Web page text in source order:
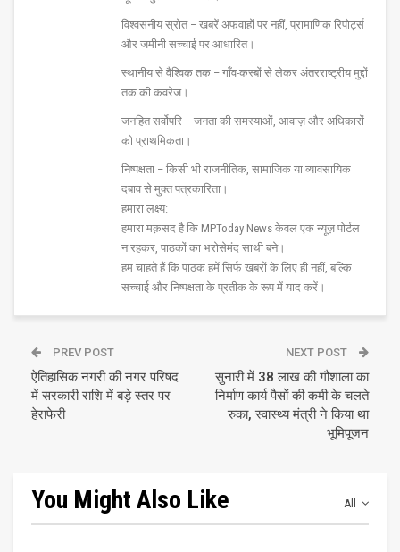
विश्वसनीय स्रोत – खबरें अफवाहों पर नहीं, प्रामाणिक रिपोर्ट्स
और जमीनी सच्चाई पर आधारित।
स्थानीय से वैश्विक तक – गाँव-कस्बों से लेकर अंतरराष्ट्रीय मुद्दों
तक की कवरेज।
जनहित सर्वोपरि – जनता की समस्याओं, आवाज़ और अधिकारों
को प्राथमिकता।
निष्पक्षता – किसी भी राजनीतिक, सामाजिक या व्यावसायिक
दबाव से मुक्त पत्रकारिता।
हमारा लक्ष्य:
हमारा मक़सद है कि MPToday News केवल एक न्यूज़ पोर्टल
न रहकर, पाठकों का भरोसेमंद साथी बने।
हम चाहते हैं कि पाठक हमें सिर्फ खबरों के लिए ही नहीं, बल्कि
सच्चाई और निष्पक्षता के प्रतीक के रूप में याद करें।
PREV POST
ऐतिहासिक नगरी की नगर परिषद
में सरकारी राशि में बड़े स्तर पर
हेराफेरी
NEXT POST
सुनारी में 38 लाख की गौशाला का
निर्माण कार्य पैसों की कमी के चलते
रुका, स्वास्थ्य मंत्री ने किया था
भूमिपूजन
All
You Might Also Like